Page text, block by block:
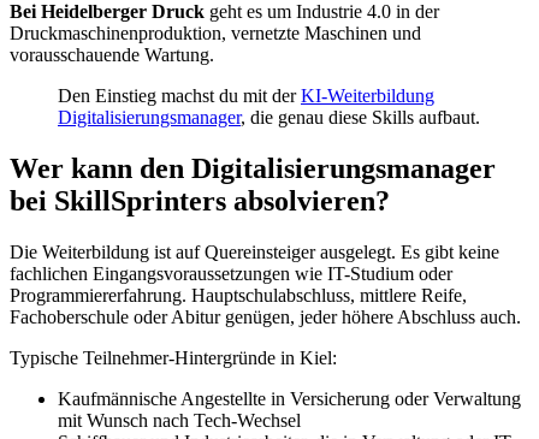
Bei Heidelberger Druck geht es um Industrie 4.0 in der
Druckmaschinenproduktion, vernetzte Maschinen und
vorausschauende Wartung.
Den Einstieg machst du mit derKI-Weiterbildung
Digitalisierungsmanager, die genau diese Skills aufbaut.
Wer kann den Digitalisierungsmanager
bei SkillSprinters absolvieren?
Die Weiterbildung ist auf Quereinsteiger ausgelegt. Es gibt keine
fachlichen Eingangsvoraussetzungen wie IT-Studium oder
Programmiererfahrung. Hauptschulabschluss, mittlere Reife,
Fachoberschule oder Abitur genügen, jeder höhere Abschluss auch.
Typische Teilnehmer-Hintergründe in Kiel:
Kaufmännische Angestellte in Versicherung oder Verwaltung
mit Wunsch nach Tech-Wechsel